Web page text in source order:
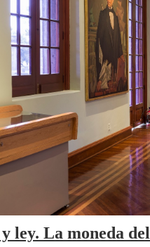
ley. La moneda